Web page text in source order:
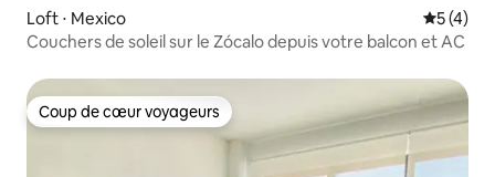
Loft ⋅ Mexico
5 (4)
Couchers de soleil sur le Zócalo depuis votre balcon et AC
Coup de cœur voyageurs
Coup de cœur voyageurs